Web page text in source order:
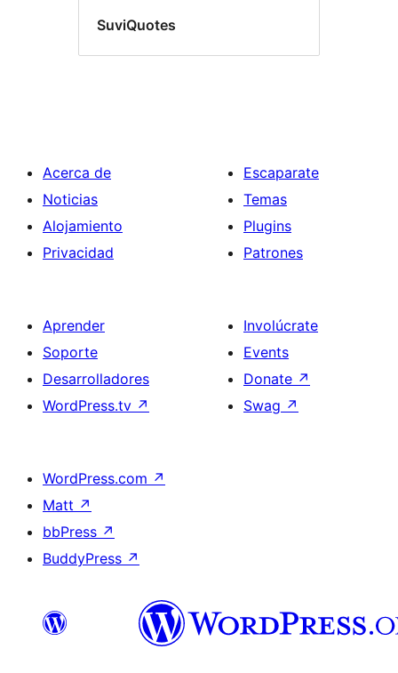
SuviQuotes
Acerca de
Noticias
Alojamiento
Privacidad
Escaparate
Temas
Plugins
Patrones
Aprender
Soporte
Desarrolladores
WordPress.tv ↗
Involúcrate
Events
Donate ↗
Swag ↗
WordPress.com ↗
Matt ↗
bbPress ↗
BuddyPress ↗